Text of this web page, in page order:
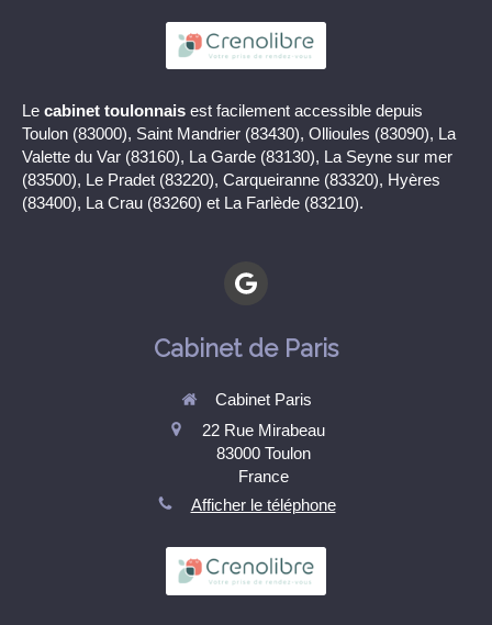
Le cabinet toulonnais est facilement accessible depuis
Toulon (83000), Saint Mandrier (83430), Ollioules (83090), La
Valette du Var (83160), La Garde (83130), La Seyne sur mer
(83500), Le Pradet (83220), Carqueiranne (83320), Hyères
(83400), La Crau (83260) et La Farlède (83210).
Cabinet de Paris
Cabinet Paris
22 Rue Mirabeau
83000 Toulon
France
Afficher le téléphone